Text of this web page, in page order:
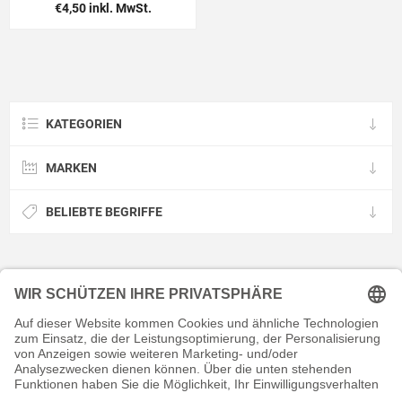
€4,50 inkl. MwSt.
KATEGORIEN
MARKEN
BELIEBTE BEGRIFFE